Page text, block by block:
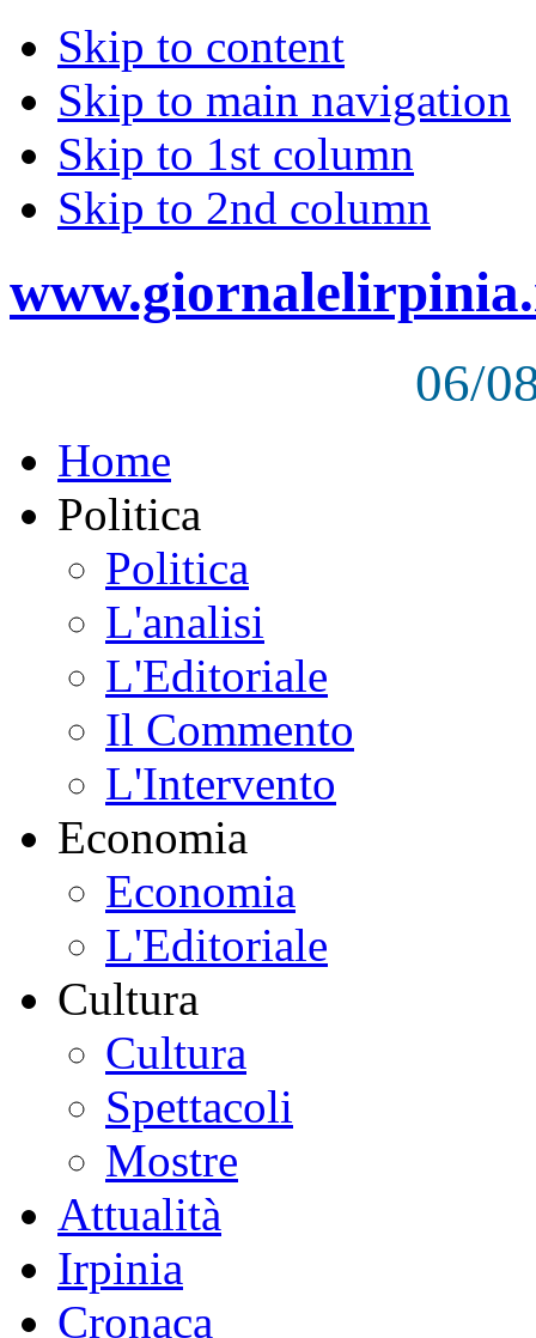
Skip to content
Skip to main navigation
Skip to 1st column
Skip to 2nd column
06/
Home
Politica
Politica
L'analisi
L'Editoriale
Il Commento
L'Intervento
Economia
Economia
L'Editoriale
Cultura
Cultura
Spettacoli
Mostre
Attualità
Irpinia
Cronaca